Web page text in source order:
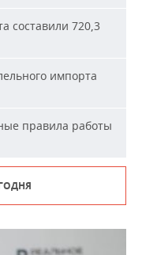
составили 720,3
импорта
правила работы